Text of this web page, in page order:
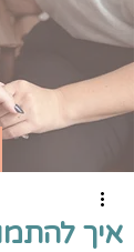
איך